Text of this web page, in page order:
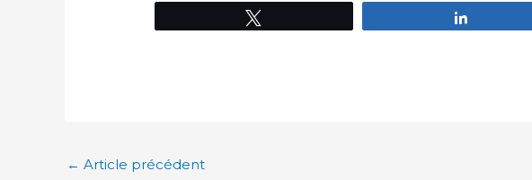
← Article précédent